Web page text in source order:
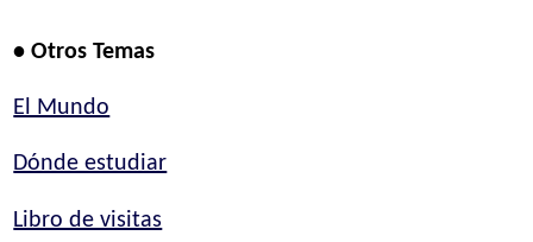
• Otros Temas
El Mundo
Dónde estudiar
Libro de visitas